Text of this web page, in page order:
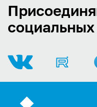
социальных